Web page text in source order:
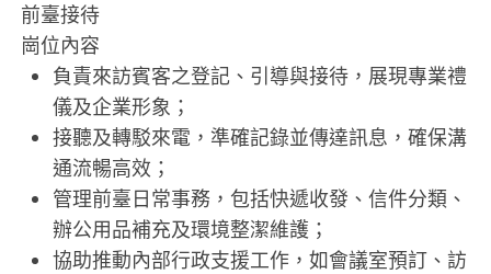
前臺接待
崗位內容
負責來訪賓客之登記、引導與接待，展現專業禮
儀及企業形象；
接聽及轉駁來電，準確記錄並傳達訊息，確保溝
通流暢高效；
管理前臺日常事務，包括快遞收發、信件分類、
辦公用品補充及環境整潔維護；
協助推動內部行政支援工作，如會議室預訂、訪